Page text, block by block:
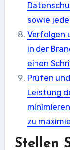
sowie
Verfolgen
in der
einen
Prüfen
Leistung
zu
Stellen